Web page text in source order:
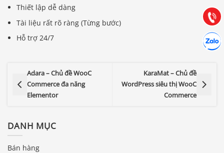
Thiết lập dễ dàng
Tài liệu rất rõ ràng (Từng bước)
Hỗ trợ 24/7
Adara – Chủ đề WooC
Commerce đa năng
Elementor
KaraMat – Chủ đề
WordPress siêu thị WooC
Commerce
DANH MỤC
Bán hàng
Gọi
(028) 22.166.144
Chát